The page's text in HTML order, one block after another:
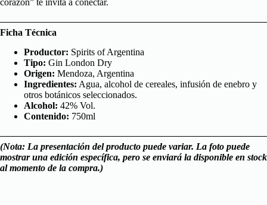
corazón” te invita a conectar.
Ficha Técnica
Productor: Spirits of Argentina
Tipo: Gin London Dry
Origen: Mendoza, Argentina
Ingredientes: Agua, alcohol de cereales, infusión de enebro y
otros botánicos seleccionados.
Alcohol: 42% Vol.
Contenido: 750ml
(Nota: La presentación del producto puede variar. La foto puede
mostrar una edición específica, pero se enviará la disponible en stock
al momento de la compra.)